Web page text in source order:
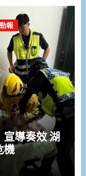
報
導奏效 湖
機